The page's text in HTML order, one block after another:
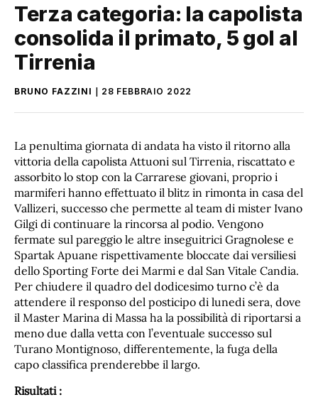
Terza categoria: la capolista
consolida il primato, 5 gol al
Tirrenia
BRUNO FAZZINI 28 FEBBRAIO 2022
La penultima giornata di andata ha visto il ritorno alla
vittoria della capolista Attuoni sul Tirrenia, riscattato e
assorbito lo stop con la Carrarese giovani, proprio i
marmiferi hanno effettuato il blitz in rimonta in casa del
Vallizeri, successo che permette al team di mister Ivano
Gilgi di continuare la rincorsa al podio. Vengono
fermate sul pareggio le altre inseguitrici Gragnolese e
Spartak Apuane rispettivamente bloccate dai versiliesi
dello Sporting Forte dei Marmi e dal San Vitale Candia.
Per chiudere il quadro del dodicesimo turno c’è da
attendere il responso del posticipo di lunedi sera, dove
il Master Marina di Massa ha la possibilità di riportarsi a
meno due dalla vetta con l’eventuale successo sul
Turano Montignoso, differentemente, la fuga della
capo classifica prenderebbe il largo.
Risultati :